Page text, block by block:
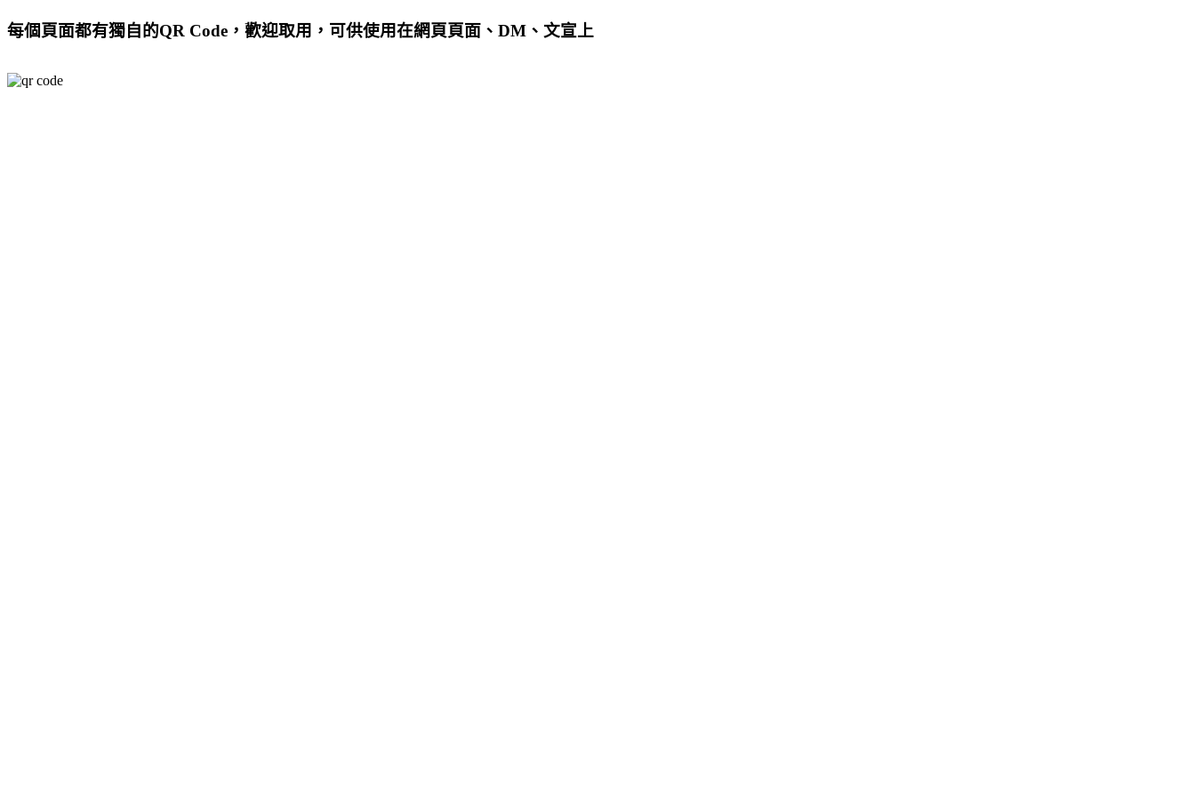
每個頁面都有獨自的QR Code，歡迎取用，可供使用在網頁頁面、DM、文宣上